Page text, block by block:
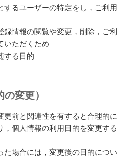
するユーザーの特定をし，ご利用
録情報の閲覧や変更，削除，ご利
いただくため
する目的
変更）
更前と関連性を有すると合理的に
，個人情報の利用目的を変更する
た場合には，変更後の目的につい